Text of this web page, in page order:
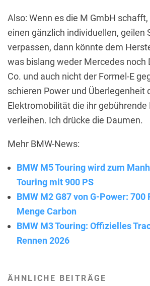
Also: Wenn es die M GmbH
einen gänzlich individuellen, geilen
verpassen, dann könnte dem
was bislang weder Mercedes noch
Co. und auch nicht der Formel-E
schieren Power und Überlegenheit
Elektromobilität die ihr
verleihen. Ich drücke die Daumen.
Mehr BMW-News:
BMW M5 Touring wird zum
Touring mit 900 PS
BMW M2 G87 von G-Power: 700
Menge Carbon
BMW M3 Touring: Offizielles
Rennen 2026
ÄHNLICHE BEITRÄGE